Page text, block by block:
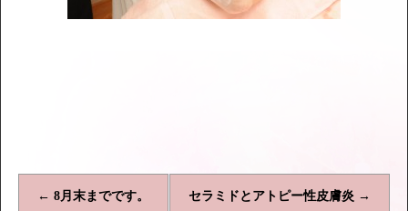
← 8月末までです。 セラミドとアトピー性皮膚炎 →